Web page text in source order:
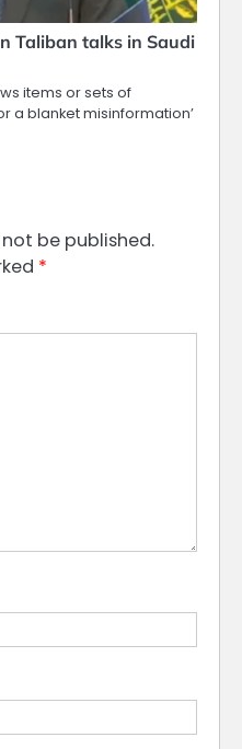
Taliban talks in Saudi
items or sets of
a blanket misinformation’
be published.
*